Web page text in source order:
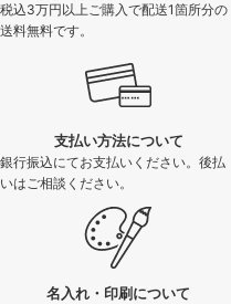
税込3万円以上ご購入で配送1箇所分の
送料無料です。
支払い方法について
銀行振込にてお支払いください。後払
いはご相談ください。
名入れ・印刷について